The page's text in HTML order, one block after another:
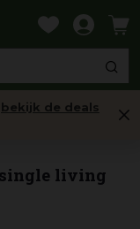
bekijk de deals
living